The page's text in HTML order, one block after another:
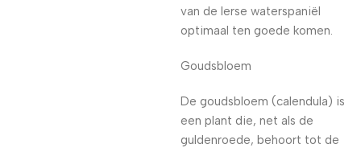
van de Ierse waterspaniël
optimaal ten goede komen.
Goudsbloem
De goudsbloem (calendula) is
een plant die, net als de
guldenroede, behoort tot de